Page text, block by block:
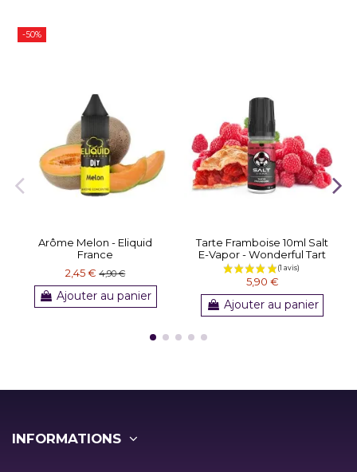
-50%
Arôme Melon - Eliquid
France
2,45 €4,90 €
Ajouter au panier
Tarte Framboise 10ml Salt
E-Vapor - Wonderful Tart
5,90 €
Ajouter au panier
INFORMATIONS